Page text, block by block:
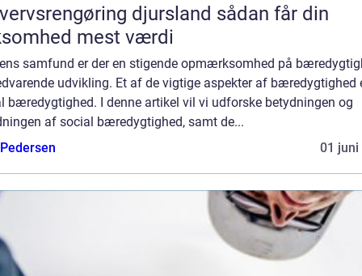
djursland sådan får din
mest værdi
samfund er der en stigende opmærksomhed på
udvikling. Et af de vigtige aspekter af bæredygtighed
bæredygtighed. I denne artikel vil vi udforske betydningen og
af social bæredygtighed, samt de...
01 juni